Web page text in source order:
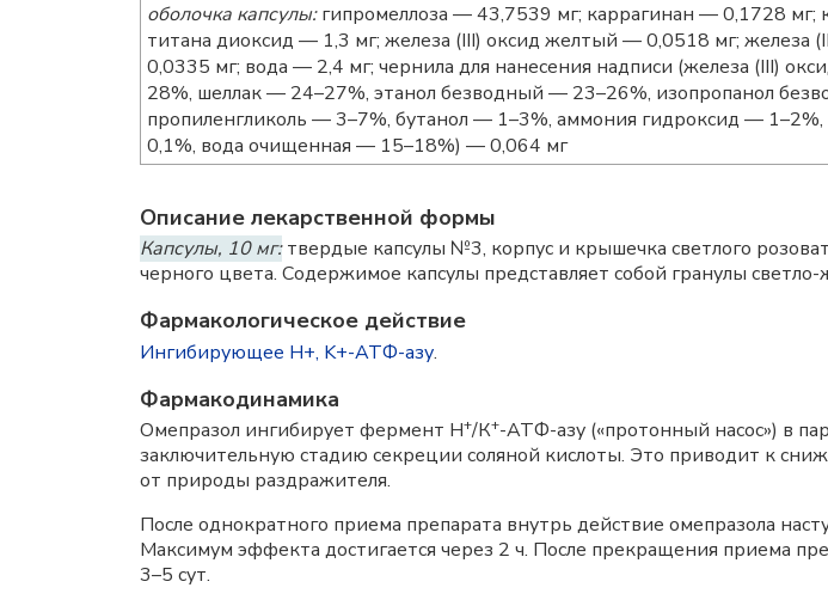
оболочка капсулы:гипромеллоза — 43,7539 мг; каррагинан — 0,1728 мг;
титана диоксид — 1,3 мг; железа (III) оксид желтый — 0,0518 мг; железа
0,0335 мг; вода — 2,4 мг; чернила для нанесения надписи (железа (III)
28%, шеллак — 24–27%, этанол безводный — 23–26%, изопропанол
пропиленгликоль — 3–7%, бутанол — 1–3%, аммония гидроксид —
0,1%, вода очищенная — 15–18%) — 0,064 мг
Описание лекарственной формы
Капсулы, 10 мг:твердые капсулы №3, корпус и крышечка светлого
черного цвета. Содержимое капсулы представляет собой гранулы светло-
Фармакологическое действие
Ингибирующее H+, K+-АТФ-азу.
Фармакодинамика
Омепразол ингибирует фермент H+/К+-АТФ-азу («протонный насос») в
заключительную стадию секреции соляной кислоты. Это приводит к
от природы раздражителя.
После однократного приема препарата внутрь действие омепразола
Максимум эффекта достигается через 2 ч. После прекращения приема
3–5 сут.